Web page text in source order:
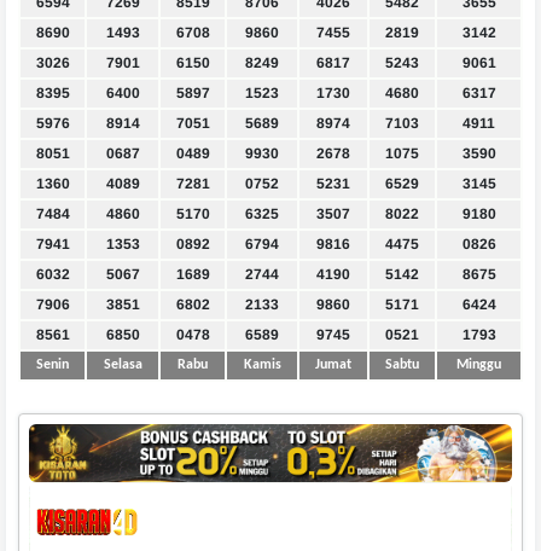
8690
1493 6708 9860 7455 2819
3142
3026
7901 6150 8249 6817 5243
9061
8395
6400 5897 1523 1730 4680
6317
5976
8914 7051 5689 8974 7103
4911
8051
0687 0489 9930 2678 1075
3590
1360
4089 7281 0752 5231 6529
3145
7484
4860 5170 6325 3507 8022
9180
7941
1353 0892 6794 9816 4475
0826
6032
5067 1689 2744 4190 5142
8675
7906
3851 6802 2133 9860 5171
6424
8561
6850 0478 6589 9745 0521 1793
Senin Selasa Rabu Kamis Jumat Sabtu Minggu